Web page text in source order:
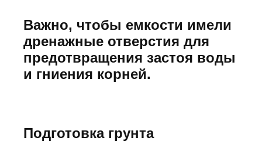
Важно, чтобы емкости имели
дренажные отверстия для
предотвращения застоя воды
и гниения корней.
Подготовка грунта